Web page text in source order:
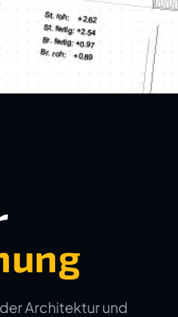
Architektur und